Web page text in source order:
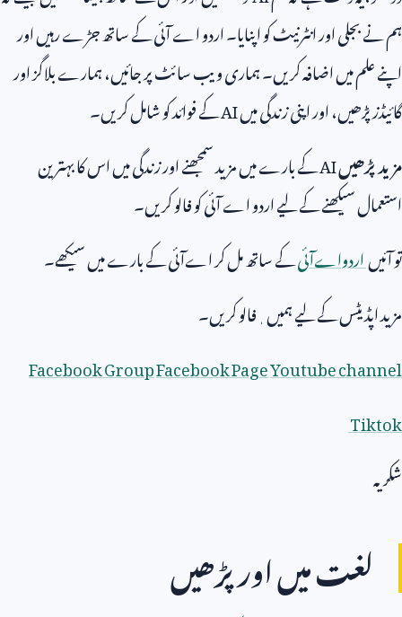
ہم نے بجلی اور انٹرنیٹ کو اپنایا۔ اردو اے آئی کے ساتھ جڑے رہیں اور
اپنے علم میں اضافہ کریں۔ ہماری ویب سائٹ پر جائیں، ہمارے بلاگز اور
گائیڈز پڑھیں، اور اپنی زندگی میںAIکے فوائد کو شامل کریں۔
مزید پڑھیںAIکے بارے میں مزید سمجھنے اور زندگی میں اس کا بہترین
استعمال سیکھنے کے لیے اردو اے آئی کو فالو کریں۔
تو آئیںاردواےآئیکے ساتھ مل کر اےآئی کے بارے میں سیکھے۔
مزید اپڈیٹس کے لیے ہمیں ٖفالو کریں۔
Youtube channel
Facebook Page
Facebook Group
Tiktok
شکریہ
لغت میں اور پڑھیں